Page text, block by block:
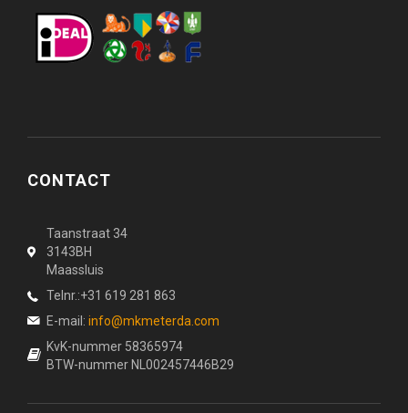
CONTACT
Taanstraat 34
3143BH
Maassluis
Telnr.:+31 619 281 863
E-mail: info@mkmeterda.com
KvK-nummer 58365974
BTW-nummer NL002457446B29